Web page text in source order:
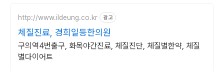
http://www.ildeung.co.kr 광고
체질진료, 경희일등한의원
구의역4번출구, 화목야간진료, 체질진단, 체질별한약, 체질
별다이어트